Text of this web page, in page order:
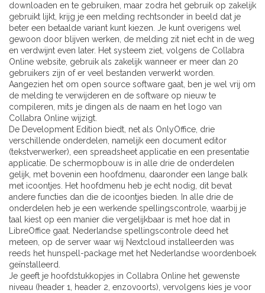
downloaden en te gebruiken, maar zodra het gebruik op zakelijk
gebruikt lijkt, krijg je een melding rechtsonder in beeld dat je
beter een betaalde variant kunt kiezen. Je kunt overigens wel
gewoon door blijven werken, de melding zit niet echt in de weg
en verdwijnt even later. Het systeem ziet, volgens de Collabra
Online website, gebruik als zakelijk wanneer er meer dan 20
gebruikers zijn of er veel bestanden verwerkt worden.
Aangezien het om open source software gaat, ben je wel vrij om
de melding te verwijderen en de software op nieuw te
compileren, mits je dingen als de naam en het logo van
Collabra Online wijzigt.
De Development Edition biedt, net als OnlyOffice, drie
verschillende onderdelen, namelijk een document editor
(tekstverwerker), een spreadsheet applicatie en een presentatie
applicatie. De schermopbouw is in alle drie de onderdelen
gelijk, met bovenin een hoofdmenu, daaronder een lange balk
met icoontjes. Het hoofdmenu heb je echt nodig, dit bevat
andere functies dan die de icoontjes bieden. In alle drie de
onderdelen heb je een werkende spellingscontrole, waarbij je
taal kiest op een manier die vergelijkbaar is met hoe dat in
LibreOffice gaat. Nederlandse spellingscontrole deed het
meteen, op de server waar wij Nextcloud installeerden was
reeds het hunspell-package met het Nederlandse woordenboek
geïnstalleerd.
Je geeft je hoofdstukkopjes in Collabra Online het gewenste
niveau (header 1, header 2, enzovoorts), vervolgens kies je voor